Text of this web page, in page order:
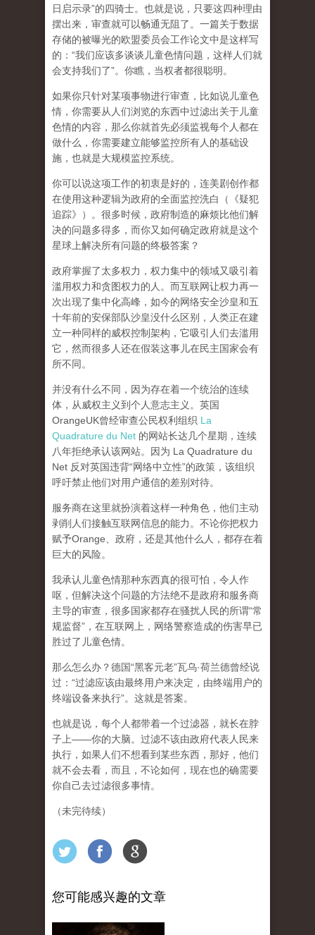
日启示录”的四骑士。也就是说，只要这四种理由
摆出来，审查就可以畅通无阻了。一篇关于数据
存储的被曝光的欧盟委员会工作论文中是这样写
的：“我们应该多谈谈儿童色情问题，这样人们就
会支持我们了”。你瞧，当权者都很聪明。
如果你只针对某项事物进行审查，比如说儿童色
情，你需要从人们浏览的东西中过滤出关于儿童
色情的内容，那么你就首先必须监视每个人都在
做什么，你需要建立能够监控所有人的基础设
施，也就是大规模监控系统。
你可以说这项工作的初衷是好的，连美剧创作都
在使用这种逻辑为政府的全面监控洗白（《疑犯
追踪》）。 很多时候，政府制造的麻烦比他们解
决的问题多得多，而你又如何确定政府就是这个
星球上解决所有问题的终极答案？
政府掌握了太多权力，权力集中的领域又吸引着
滥用权力和贪图权力的人。而互联网让权力再一
次出现了集中化高峰， 如今的网络安全沙皇和五
十年前的安保部队沙皇没什么区别，人类正在建
立一种同样的威权控制架构，它吸引人们去滥用
它，然而很多人还在假装这事儿在民主国家会有
所不同。
并没有什么不同，因为存在着一个统治的连续
体，从威权主义到个人意志主义。英国
OrangeUK曾经审查公民权利组织 La
Quadrature du Net 的网站长达几个星期，连续
八年拒绝承认该网站。因为 La Quadrature du
Net 反对英国违背“网络中立性”的政策，该组织
呼吁禁止他们对用户通信的差别对待。
服务商在这里就扮演着这样一种角色，他们主动
剥削人们接触互联网信息的能力。不论你把权力
赋予Orange、政府，还是其他什么人，都存在着
巨大的风险。
我承认儿童色情那种东西真的很可怕，令人作
呕，但解决这个问题的方法绝不是政府和服务商
主导的审查，很多国家都存在骚扰人民的所谓“常
规监督”，在互联网上，网络警察造成的伤害早已
胜过了儿童色情。
那么怎么办？德国“黑客元老”瓦乌·荷兰德曾经说
过：“过滤应该由最终用户来决定，由终端用户的
终端设备来执行”。这就是答案。
也就是说，每个人都带着一个过滤器，就长在脖
子上——你的大脑。过滤不该由政府代表人民来
执行，如果人们不想看到某些东西，那好，他们
就不会去看，而且，不论如何，现在也的确需要
你自己去过滤很多事情。
（未完待续）
您可能感兴趣的文章